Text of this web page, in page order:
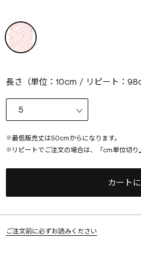
長さ（単位：10cm / リピート：
※最低販売丈は50cmからになります。
※ リピートでご注文の場合は、「cm単位切り
カート
ご注文前に必ずお読みください